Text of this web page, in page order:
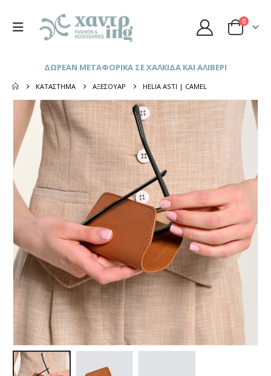
0
ΔΩΡΕΑΝ ΜΕΤΑΦΟΡΙΚΑ ΣΕ ΧΑΛΚΙΔΑ ΚΑΙ ΑΛΙΒΕΡΙ
ΚΑΤΆΣΤΗΜΑ ΑΞΕΣΟΥΆΡ HELIA ASTI | CAMEL